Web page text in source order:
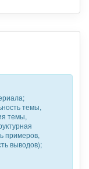
темы,
темы,
примеров,
выводов);